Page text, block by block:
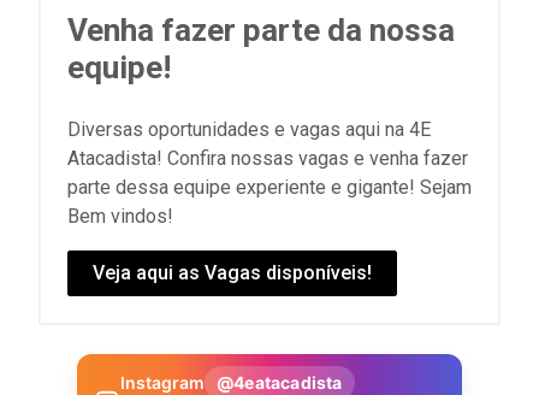
Venha fazer parte da nossa
equipe!
Diversas oportunidades e vagas aqui na 4E
Atacadista! Confira nossas vagas e venha fazer
parte dessa equipe experiente e gigante! Sejam
Bem vindos!
Veja aqui as Vagas disponíveis!
Instagram
@4eatacadista